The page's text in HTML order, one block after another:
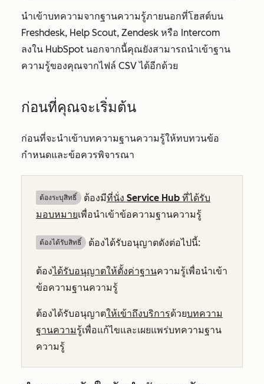
นำเข้าบทความจากฐานความรู้ภายนอกที่โฮสต์บน
Freshdesk, Help Scout, Zendesk หรือ Intercom
ลงใน HubSpot นอกจากนี้คุณยังสามารถนำเข้าฐาน
ความรู้ของคุณจากไฟล์ CSV ได้อีกด้วย
ก่อนที่คุณจะเริ่มต้น
ก่อนที่จะนำเข้าบทความฐานความรู้ให้ทบทวนข้อ
กำหนดและข้อควรพิจารณา
ต้องระบุสิทธิ์ ต้องมีที่นั่ง Service Hub ที่ได้รับ
มอบหมายเพื่อนำเข้าข้อความฐานความรู้
ต้องได้รับสิทธิ์​ ต้องได้รับอนุญาตดังต่อไปนี้:
ต้องได้รับอนุญาตให้ตั้งค่าฐานความรู้เพื่อนำเข้า
ข้อความฐานความรู้
ต้องได้รับอนุญาตให้เข้าถึงบริการด้วยบทความ
ฐานความรู้เพื่อแก้ไขและเผยแพร่บทความฐาน
ความรู้